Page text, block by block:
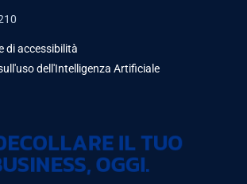
di accessibilità
dell'Intelligenza Artificiale
IL TUO
OGGI.